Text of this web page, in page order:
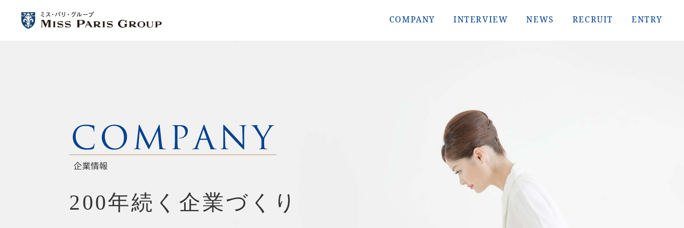
COMPANY INTERVIEW NEWS RECRUIT ENTRY
200年続く企業づくり